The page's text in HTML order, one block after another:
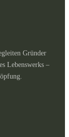
Gründer
Lebenswerks –